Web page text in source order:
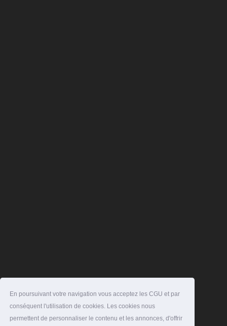
En poursuivant votre navigation vous acceptez les CGU et par
conséquent l'utilisation de cookies. Les cookies nous
permettent de personnaliser le contenu et les annonces, d'offrir